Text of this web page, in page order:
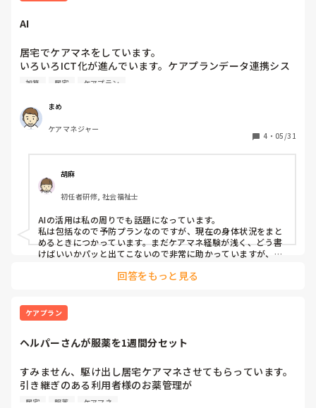
AI
居宅でケアマネをしています。
いろいろICT化が進んでいます。ケアプランデータ連携シス
テムも利用が加算の算定条件にもなってきています。
加算 居宅 ケアプラン
まめ
ケアマネジャー
4 ・ 05/31
胡麻
初任者研修, 社会福祉士
AIの活用は私の周りでも話題になっています。
私は包括なので予防プランなのですが、現在の身体状況をまと
めるときにつかっています。まだケアマネ経験が浅く、どう書
けばいいかパッと出てこないので非常に助かっていますが、経
あとはAI議事録ツールを活用し、会議録をまとめたりしていま
います。
回答をもっと見る
ケアプラン
ヘルパーさんが服薬を1週間分セット
すみません、駆け出し居宅ケアマネさせてもらっています。
引き継ぎのある利用者様のお薬管理が
居宅 服薬 ケアマネ